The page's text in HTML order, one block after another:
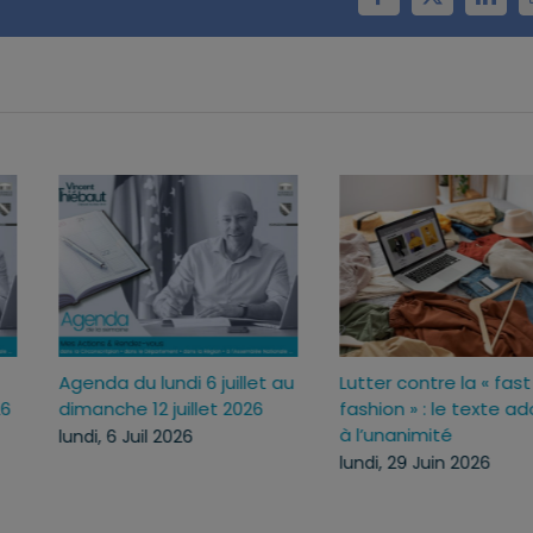
lundi 13 juillet
19 juillet 2026
Agenda du lundi 6 juillet au
dimanche 12 juillet 2026
Lutter
lundi,